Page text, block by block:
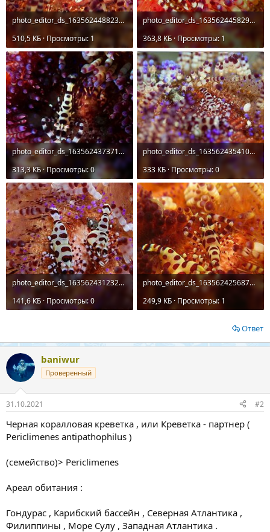
photo_editor_ds_1635624488238.jpg
510,5 КБ · Просмотры: 1
photo_editor_ds_1635624458295.jpg
363,8 КБ · Просмотры: 1
photo_editor_ds_1635624373713.jpg
313,3 КБ · Просмотры: 0
photo_editor_ds_1635624354105.jpg
333 КБ · Просмотры: 0
photo_editor_ds_1635624312326.jpg
141,6 КБ · Просмотры: 0
photo_editor_ds_1635624256875.jpg
249,9 КБ · Просмотры: 1
Ответ
baniwur
Проверенный
31.10.2021 #2
Черная коралловая креветка , или Креветка - партнер (
Periclimenes antipathophilus )
(семейство)> Periclimenes
Ареал обитания :
Гондурас , Карибский бассейн , Северная Атлантика ,
Филиппины , Море Сулу , Западная Атлантика .